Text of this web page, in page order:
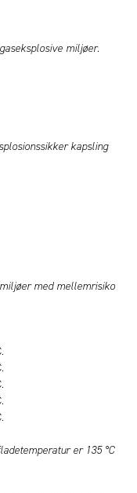
miljøer.
kapsling
med mellemrisiko
er 135 °C